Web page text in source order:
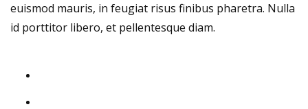
euismod mauris, in feugiat risus finibus pharetra. Nulla
id porttitor libero, et pellentesque diam.